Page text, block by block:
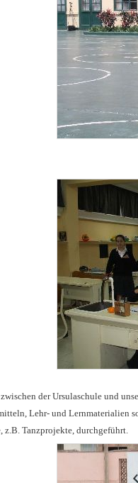
der Ursulaschule und
Lehr- und Lernmaterialien
z.B. Tanzprojekte, durchgeführt.